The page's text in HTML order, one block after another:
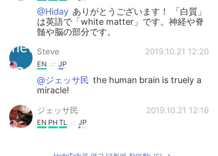
@Hiday ありがとうございます！ 「白質」
は英語で「white matter」です。神経や脊
髄や脳の部分です。
Steve 2019.10.21 12:20
EN JP
@ジェッサ民 the human brain is truely a
miracle!
ジェッサ民 2019.10.21 12:16
EN PHTL JP